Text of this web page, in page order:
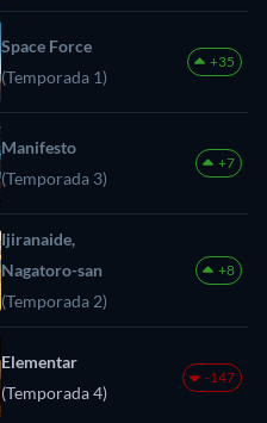
Space Force
(Temporada 1)
+35
Manifesto
(Temporada 3)
+7
Ijiranaide,
Nagatoro-san
(Temporada 2)
+8
Elementar
(Temporada 4)
-147